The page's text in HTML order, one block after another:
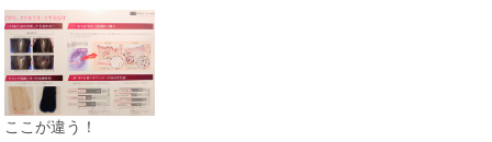
ここが違う！